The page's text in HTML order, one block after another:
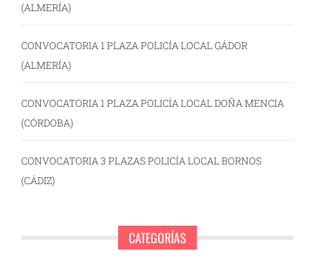
(ALMERÍA)
CONVOCATORIA 1 PLAZA POLICÍA LOCAL GÁDOR
(ALMERÍA)
CONVOCATORIA 1 PLAZA POLICÍA LOCAL DOÑA MENCIA
(CÓRDOBA)
CONVOCATORIA 3 PLAZAS POLICÍA LOCAL BORNOS
(CÁDIZ)
CATEGORÍAS